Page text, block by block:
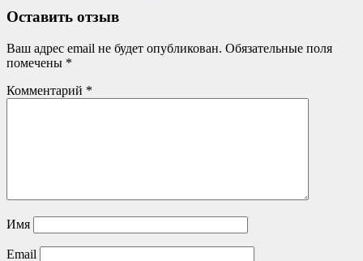
Оставить отзыв
Ваш адрес email не будет опубликован. Обязательные поля
помечены *
Комментарий *
Имя
Email